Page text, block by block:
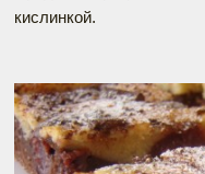
кислинкой.